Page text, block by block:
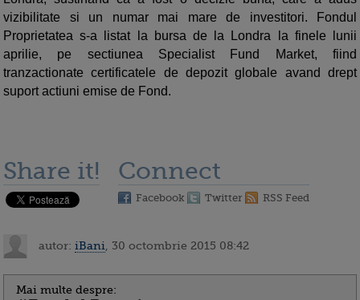
vizibilitate si un numar mai mare de investitori. Fondul
Proprietatea s-a listat la bursa de la Londra la finele lunii
aprilie, pe sectiunea Specialist Fund Market, fiind
tranzactionate certificatele de depozit globale avand drept
suport actiuni emise de Fond.
Share it! Connect
Facebook Twitter RSS Feed
autor: iBani , 30 octombrie 2015 08:42
Mai multe despre: